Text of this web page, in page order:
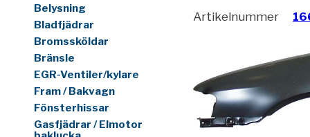
Belysning
Bladfjädrar
Bromssköldar
Bränsle
EGR-Ventiler/kylare
Fram / Bakvagn
Fönsterhissar
Gasfjädrar / Elmotor
Artikelnummer